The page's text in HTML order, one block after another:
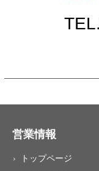
営業情報
トップページ